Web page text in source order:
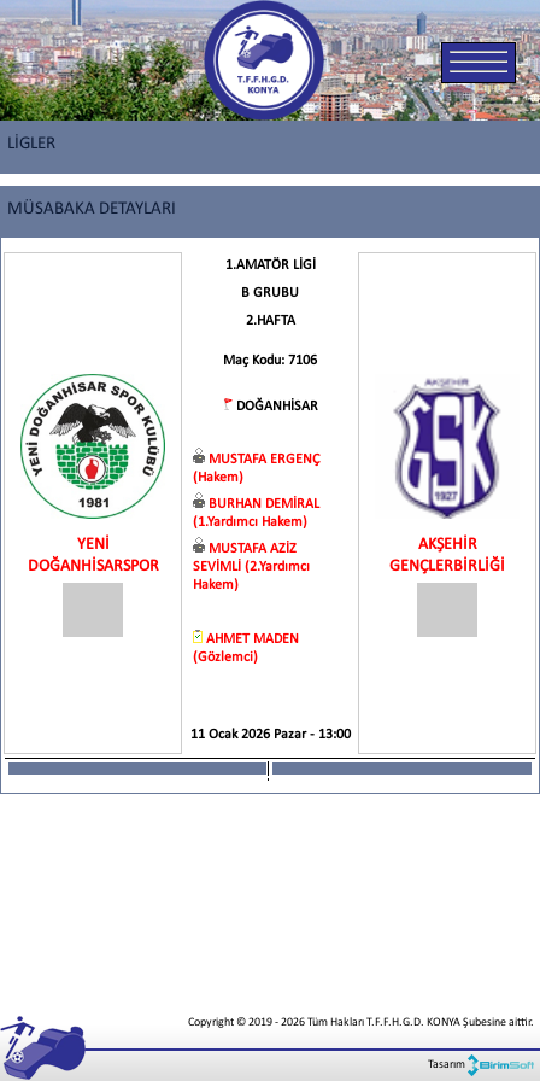
LİGLER
MÜSABAKA DETAYLARI
YENİ
DOĞANHİSARSPOR
1.AMATÖR LİGİ
B GRUBU
2.HAFTA
Maç Kodu: 7106
DOĞANHİSAR
MUSTAFA ERGENÇ
(Hakem)
BURHAN DEMİRAL
(1.Yardımcı Hakem)
MUSTAFA AZİZ
SEVİMLİ (2.Yardımcı
Hakem)
AHMET MADEN
(Gözlemci)
11 Ocak 2026 Pazar - 13:00
AKŞEHİR
GENÇLERBİRLİĞİ
Copyright © 2019-2026Tüm Hakları T.F.F.H.G.D. KONYA Şubesine aittir.
Tasarım